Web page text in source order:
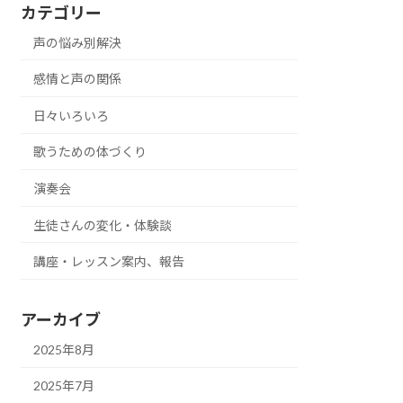
カテゴリー
声の悩み別解決
感情と声の関係
日々いろいろ
歌うための体づくり
演奏会
生徒さんの変化・体験談
講座・レッスン案内、報告
アーカイブ
2025年8月
2025年7月